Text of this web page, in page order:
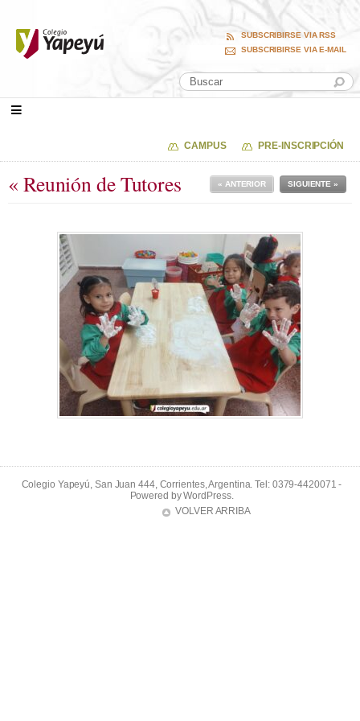
SUBSCRIBIRSE VIA RSS
SUBSCRIBIRSE VIA E-MAIL
CAMPUS PRE-INSCRIPCIÓN
« Reunión de Tutores SIGUIENTE »
« ANTERIOR
Colegio Yapeyú, San Juan 444, Corrientes, Argentina. Tel: 0379-4420071 -
Powered byWordPress.
VOLVER ARRIBA